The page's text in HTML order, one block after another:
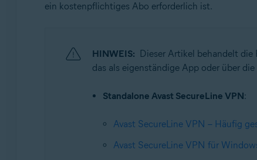
Avast One
Windows, macOS, Android und iOS
ein kostenpflichtiges Abo erforderlich ist.
HINWEIS: Dieser Artikel behandelt
das als eigenständige App oder über die
Standalone Avast SecureLine VPN:
Avast SecureLine VPN – Häufig
Avast SecureLine VPN für